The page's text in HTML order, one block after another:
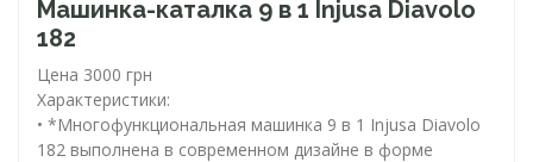
Машинка-каталка 9 в 1 Injusa Diavolo
182
Цена 3000 грн
Характеристики:
• *Многофункциональная машинка 9 в 1 Injusa Diavolo
182 выполнена в современном дизайне в форме